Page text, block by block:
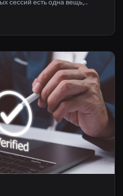
сессий есть одна вещь,